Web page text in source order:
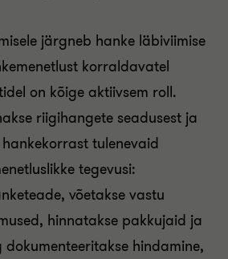
järgneb hanke läbiviimise
korraldavatel
on kõige aktiivsem roll.
riigihangete seadusest ja
hankekorrast tulenevaid
tegevusi:
võetakse vastu
hinnatakse pakkujaid ja
dokumenteeritakse hindamine,